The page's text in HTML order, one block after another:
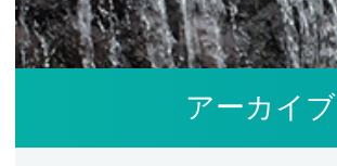
アーカイブ